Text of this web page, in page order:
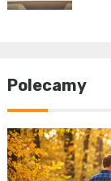
Polecamy